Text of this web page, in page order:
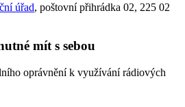
úřad, poštovní přihrádka 02, 225 02
mít s sebou
oprávnění k využívání rádiových